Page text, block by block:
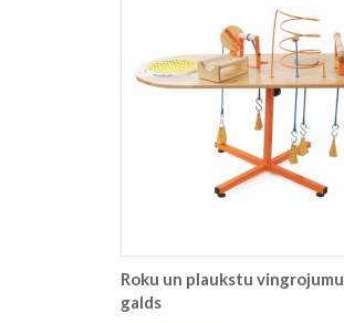
Roku un plaukstu vingrojumu
galds